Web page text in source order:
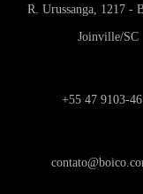
R. Urussanga, 1217 -
Joinville/SC
+55 47 9103-